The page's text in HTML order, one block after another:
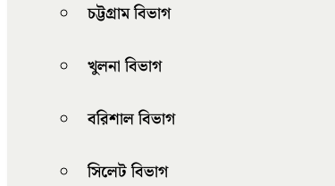
চট্টগ্রাম বিভাগ
খুলনা বিভাগ
বরিশাল বিভাগ
সিলেট বিভাগ